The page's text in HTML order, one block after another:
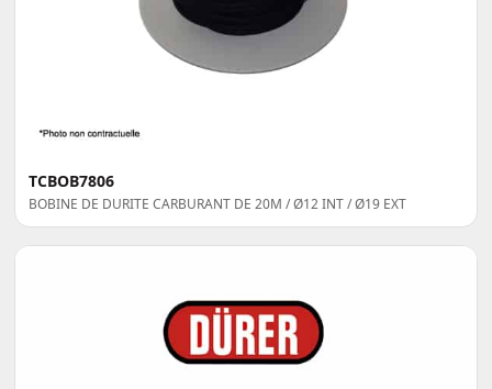
TCBOB7806
BOBINE DE DURITE CARBURANT DE 20M / Ø12 INT / Ø19 EXT